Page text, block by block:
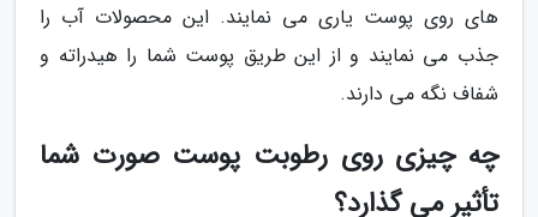
های روی پوست یاری می نمایند. این محصولات آب را
جذب می نمایند و از این طریق پوست شما را هیدراته و
شفاف نگه می دارند.
چه چیزی روی رطوبت پوست صورت شما
تأثیر می گذارد؟